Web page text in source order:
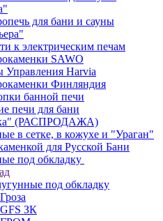
для бани и сауны
к электрическим печам
SAWO
Управления Harvia
Финляндия
банной печи
печи для бани
(РАСПРОДАЖА)
в сетке, в кожухе и "Ураган"
для Русской Бани
под обкладку
под обкладку
ЗК